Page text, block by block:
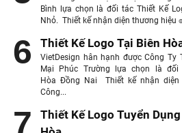
Bình lựa chọn là đối tác Thiết Kế
Nhỏ. Thiết kế nhận diện thương hiệu
Thiết Kế Logo Tại Biên
VietDesign hân hạnh được Công Ty
Mại Phúc Trường lựa chọn là
Hòa Đồng Nai Thiết kế nhận diện
Công...
Thiết Kế Logo Tuyển